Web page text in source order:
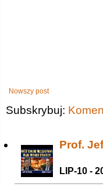
Nowszy post
Subskrybuj:
Prof.
LIP-10 -